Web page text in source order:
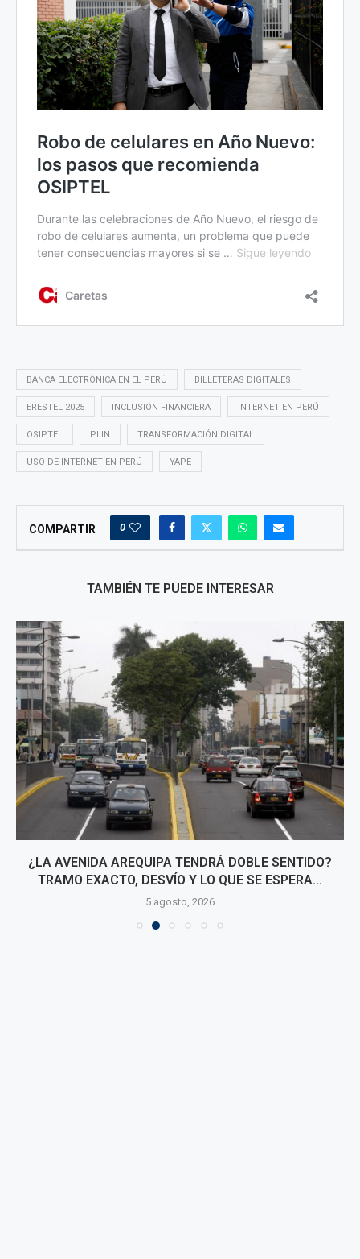
BANCA ELECTRÓNICA EN EL PERÚ BILLETERAS DIGITALES
ERESTEL 2025 INCLUSIÓN FINANCIERA INTERNET EN PERÚ
OSIPTEL PLIN TRANSFORMACIÓN DIGITAL
USO DE INTERNET EN PERÚ YAPE
COMPARTIR 0
TAMBIÉN TE PUEDE INTERESAR
¿LA AVENIDA AREQUIPA TENDRÁ DOBLE SENTIDO?
TRAMO EXACTO, DESVÍO Y LO QUE SE ESPERA...
5 agosto, 2026